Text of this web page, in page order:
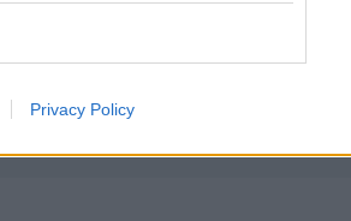
Privacy Policy